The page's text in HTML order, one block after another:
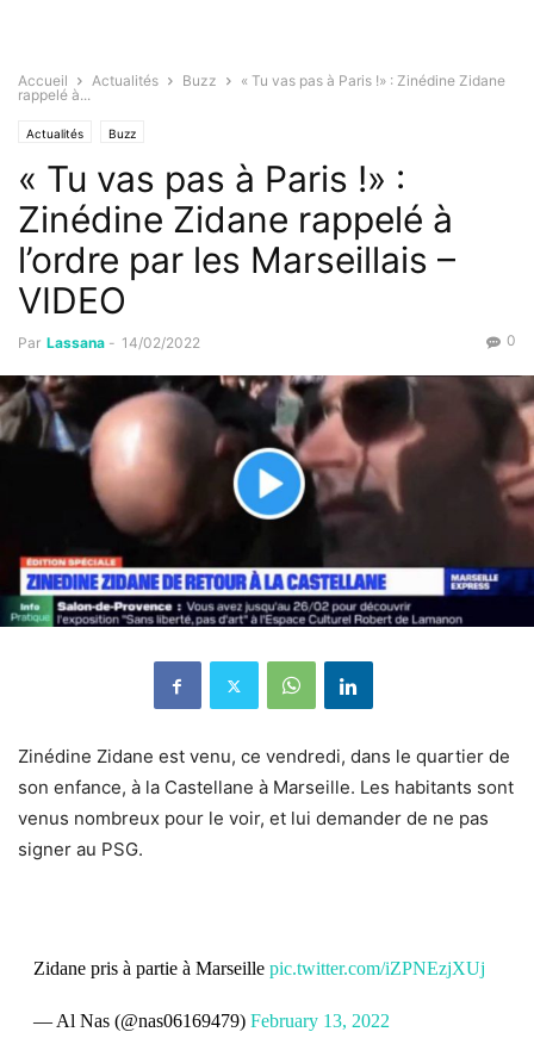
Accueil Actualités Buzz
« Tu vas pas à Paris !» : Zinédine Zidane
rappelé à...
Actualités Buzz
« Tu vas pas à Paris !» :
Zinédine Zidane rappelé à
l’ordre par les Marseillais –
VIDEO
Par Lassana - 14/02/2022 0
Zinédine Zidane est venu, ce vendredi, dans le quartier de
son enfance, à la Castellane à Marseille. Les habitants sont
venus nombreux pour le voir, et lui demander de ne pas
signer au PSG.
Zidane pris à partie à Marseille pic.twitter.com/iZPNEzjXUj
— Al Nas (@nas06169479) February 13, 2022